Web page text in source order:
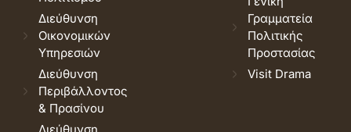
Διεύθυνση
Οικονομικών
Υπηρεσιών
Διεύθυνση
Περιβάλλοντος
& Πρασίνου
Γραμματεία
Πολιτικής
Προστασίας
Visit Drama